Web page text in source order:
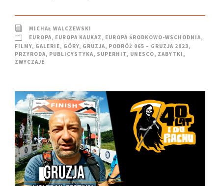
MICHAŁ WALCZEWSKI
EUROPA, EUROPA KAUKAZ , EUROPA ŚRODKOWO-WSCHODNIA,
FILMY, GALERIE, GÓRY, GRUZJA, PODRÓŻ 065 – GRUZJA 2023,
PRZYRODA, PUBLICYSTYKA, SUPERHIT, UNESCO, ZABYTKI ,
ZWYCZAJE